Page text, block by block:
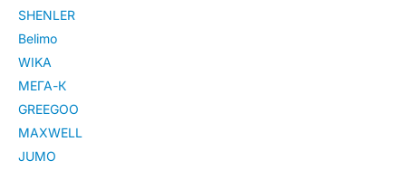
SHENLER
Belimo
WIKA
МЕГА-К
GREEGOO
MAXWELL
JUMO